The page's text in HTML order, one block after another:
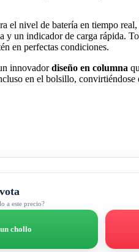
el nivel de batería en tiempo
un indicador de carga rápida.
en perfectas condiciones.
innovadordiseño en columna
en el bolsillo,
a este precio?
chollo